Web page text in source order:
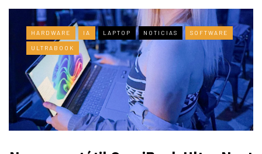
HARDWARE IA LAPTOP NOTICIAS SOFTWARE
ULTRABOOK